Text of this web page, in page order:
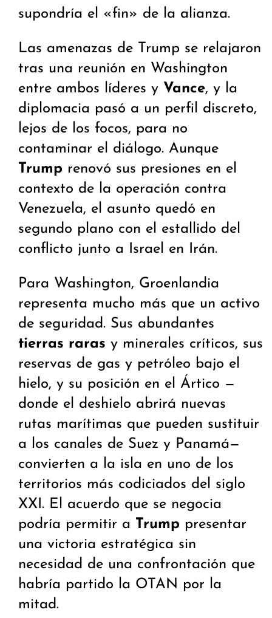
supondría el «fin» de la alianza.
Las amenazas de Trump se relajaron
tras una reunión en Washington
entre ambos líderes y Vance, y la
diplomacia pasó a un perfil discreto,
lejos de los focos, para no
contaminar el diálogo. Aunque
Trump renovó sus presiones en el
contexto de la operación contra
Venezuela, el asunto quedó en
segundo plano con el estallido del
conflicto junto a Israel en Irán.
Para Washington, Groenlandia
representa mucho más que un activo
de seguridad. Sus abundantes
tierras raras y minerales críticos, sus
reservas de gas y petróleo bajo el
hielo, y su posición en el Ártico —
donde el deshielo abrirá nuevas
rutas marítimas que pueden sustituir
a los canales de Suez y Panamá—
convierten a la isla en uno de los
territorios más codiciados del siglo
XXI. El acuerdo que se negocia
podría permitir a Trump presentar
una victoria estratégica sin
necesidad de una confrontación que
habría partido la OTAN por la
mitad.